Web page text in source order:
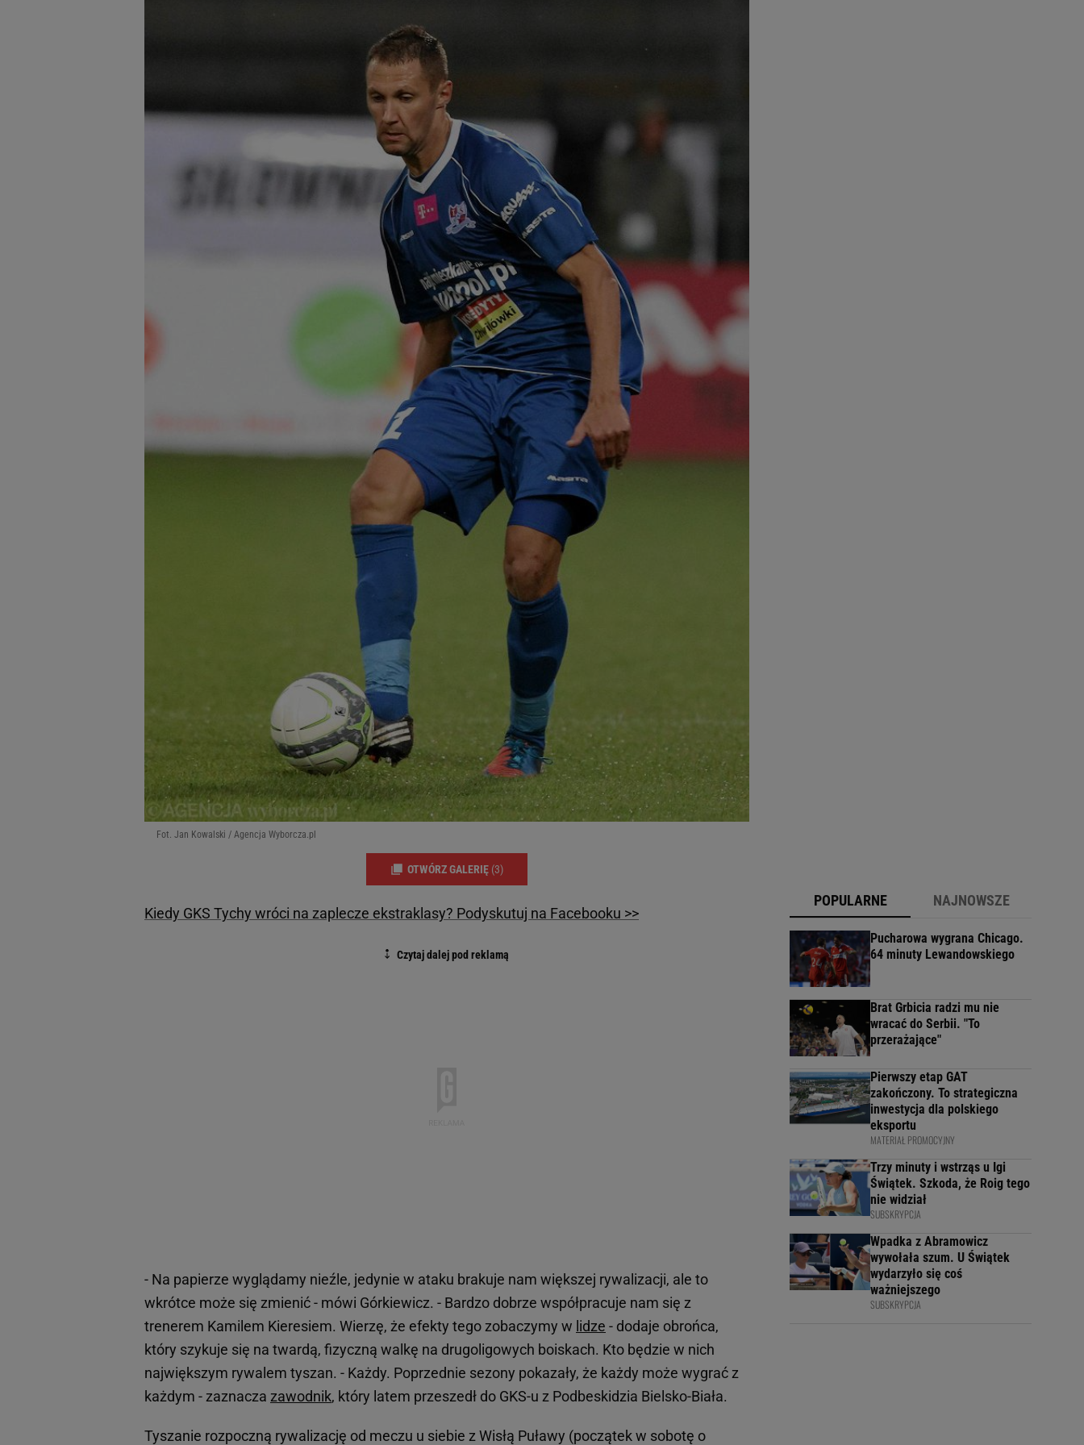
Fot. Jan Kowalski / Agencja Wyborcza.pl
OTWÓRZ GALERIĘ (3)
Kiedy GKS Tychy wróci na zaplecze ekstraklasy? Podyskutuj na Facebooku >>
- Na papierze wyglądamy nieźle, jedynie w ataku brakuje nam większej rywalizacji, ale to
wkrótce może się zmienić - mówi Górkiewicz. - Bardzo dobrze współpracuje nam się z
trenerem Kamilem Kieresiem. Wierzę, że efekty tego zobaczymy w lidze - dodaje obrońca,
który szykuje się na twardą, fizyczną walkę na drugoligowych boiskach. Kto będzie w nich
największym rywalem tyszan. - Każdy. Poprzednie sezony pokazały, że każdy może wygrać z
każdym - zaznacza zawodnik, który latem przeszedł do GKS-u z Podbeskidzia Bielsko-Biała.
Tyszanie rozpoczną rywalizację od meczu u siebie z Wisłą Puławy (początek w sobotę o
POPULARNE NAJNOWSZE
Pucharowa wygrana Chicago.
64 minuty Lewandowskiego
Brat Grbicia radzi mu nie
wracać do Serbii. "To
przerażające"
Pierwszy etap GAT
zakończony. To strategiczna
inwestycja dla polskiego
eksportu
MATERIAŁ PROMOCYJNY
Trzy minuty i wstrząs u Igi
Świątek. Szkoda, że Roig tego
nie widział
SUBSKRYPCJA
Wpadka z Abramowicz
wywołała szum. U Świątek
wydarzyło się coś
ważniejszego
SUBSKRYPCJA